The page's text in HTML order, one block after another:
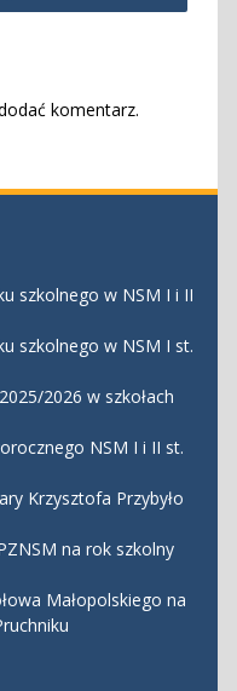
komentarz.
szkolnego w NSM I i II
szkolnego w NSM I st.
2026 w szkołach
NSM I i II st.
Krzysztofa Przybyło
na rok szkolny
Małopolskiego na